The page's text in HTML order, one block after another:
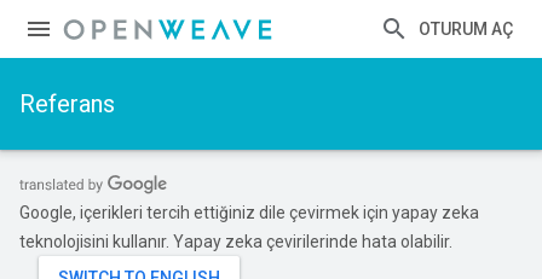
OTURUM AÇ
Referans
Google, içerikleri tercih ettiğiniz dile çevirmek için yapay zeka
teknolojisini kullanır. Yapay zeka çevirilerinde hata olabilir.